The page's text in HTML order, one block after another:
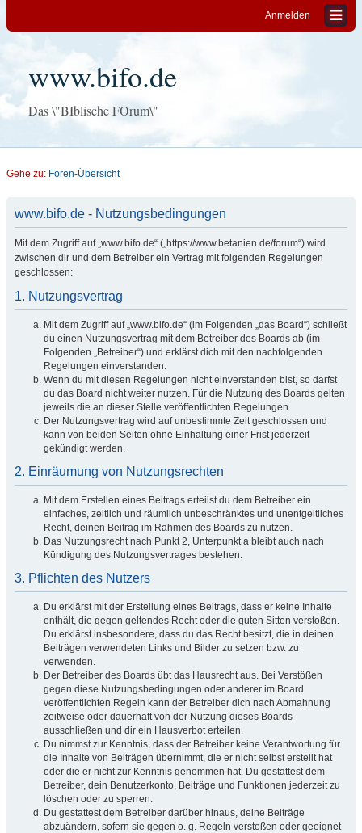
Anmelden
www.bifo.de
Das \"BIblische FOrum\"
Gehe zu: Foren-Übersicht
www.bifo.de - Nutzungsbedingungen
Mit dem Zugriff auf „www.bifo.de“ („https://www.betanien.de/forum“) wird
zwischen dir und dem Betreiber ein Vertrag mit folgenden Regelungen
geschlossen:
1. Nutzungsvertrag
Mit dem Zugriff auf „www.bifo.de“ (im Folgenden „das Board“) schließt
du einen Nutzungsvertrag mit dem Betreiber des Boards ab (im
Folgenden „Betreiber“) und erklärst dich mit den nachfolgenden
Regelungen einverstanden.
Wenn du mit diesen Regelungen nicht einverstanden bist, so darfst
du das Board nicht weiter nutzen. Für die Nutzung des Boards gelten
jeweils die an dieser Stelle veröffentlichten Regelungen.
Der Nutzungsvertrag wird auf unbestimmte Zeit geschlossen und
kann von beiden Seiten ohne Einhaltung einer Frist jederzeit
gekündigt werden.
2. Einräumung von Nutzungsrechten
Mit dem Erstellen eines Beitrags erteilst du dem Betreiber ein
einfaches, zeitlich und räumlich unbeschränktes und unentgeltliches
Recht, deinen Beitrag im Rahmen des Boards zu nutzen.
Das Nutzungsrecht nach Punkt 2, Unterpunkt a bleibt auch nach
Kündigung des Nutzungsvertrages bestehen.
3. Pflichten des Nutzers
Du erklärst mit der Erstellung eines Beitrags, dass er keine Inhalte
enthält, die gegen geltendes Recht oder die guten Sitten verstoßen.
Du erklärst insbesondere, dass du das Recht besitzt, die in deinen
Beiträgen verwendeten Links und Bilder zu setzen bzw. zu
verwenden.
Der Betreiber des Boards übt das Hausrecht aus. Bei Verstößen
gegen diese Nutzungsbedingungen oder anderer im Board
veröffentlichten Regeln kann der Betreiber dich nach Abmahnung
zeitweise oder dauerhaft von der Nutzung dieses Boards
ausschließen und dir ein Hausverbot erteilen.
Du nimmst zur Kenntnis, dass der Betreiber keine Verantwortung für
die Inhalte von Beiträgen übernimmt, die er nicht selbst erstellt hat
oder die er nicht zur Kenntnis genommen hat. Du gestattest dem
Betreiber, dein Benutzerkonto, Beiträge und Funktionen jederzeit zu
löschen oder zu sperren.
Du gestattest dem Betreiber darüber hinaus, deine Beiträge
abzuändern, sofern sie gegen o. g. Regeln verstoßen oder geeignet